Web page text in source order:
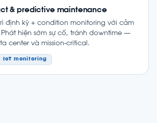
& predictive maintenance
định kỳ + condition monitoring với cảm
Phát hiện sớm sự cố, tránh downtime —
center và mission-critical.
IoT monitoring